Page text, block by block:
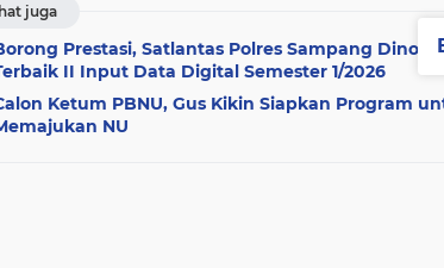
juga
Prestasi, Satlantas Polres Sampang
II Input Data Digital Semester 1/2026
Ketum PBNU, Gus Kikin Siapkan Program
NU